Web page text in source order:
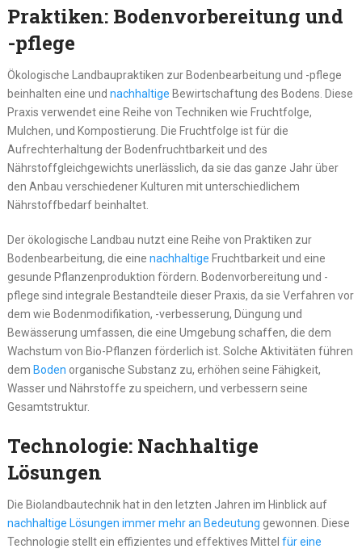
Praktiken: Bodenvorbereitung und
-pflege
Ökologische Landbaupraktiken zur Bodenbearbeitung und -pflege
beinhalten eine und nachhaltige Bewirtschaftung des Bodens. Diese
Praxis verwendet eine Reihe von Techniken wie Fruchtfolge,
Mulchen, und Kompostierung. Die Fruchtfolge ist für die
Aufrechterhaltung der Bodenfruchtbarkeit und des
Nährstoffgleichgewichts unerlässlich, da sie das ganze Jahr über
den Anbau verschiedener Kulturen mit unterschiedlichem
Nährstoffbedarf beinhaltet.
Der ökologische Landbau nutzt eine Reihe von Praktiken zur
Bodenbearbeitung, die eine nachhaltige Fruchtbarkeit und eine
gesunde Pflanzenproduktion fördern. Bodenvorbereitung und -
pflege sind integrale Bestandteile dieser Praxis, da sie Verfahren vor
dem wie Bodenmodifikation, -verbesserung, Düngung und
Bewässerung umfassen, die eine Umgebung schaffen, die dem
Wachstum von Bio-Pflanzen förderlich ist. Solche Aktivitäten führen
dem Boden organische Substanz zu, erhöhen seine Fähigkeit,
Wasser und Nährstoffe zu speichern, und verbessern seine
Gesamtstruktur.
Technologie: Nachhaltige
Lösungen
Die Biolandbautechnik hat in den letzten Jahren im Hinblick auf
nachhaltige Lösungen immer mehr an Bedeutung gewonnen. Diese
Technologie stellt ein effizientes und effektives Mittel für eine